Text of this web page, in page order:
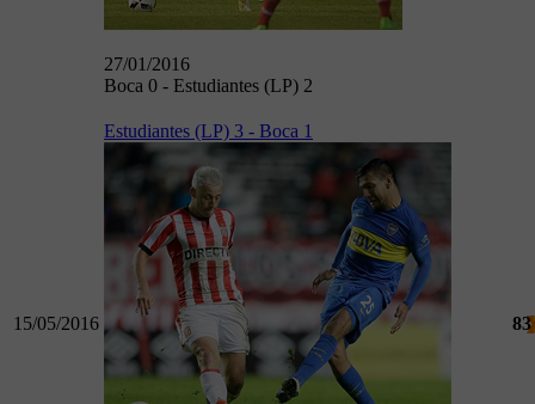
27/01/2016
Boca 0 - Estudiantes (LP) 2
15/05/2016
Estudiantes (LP) 3 - Boca 1
83